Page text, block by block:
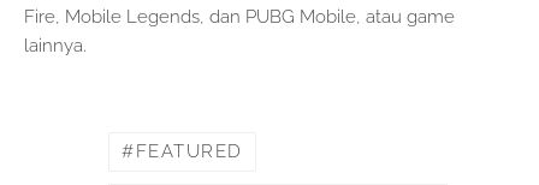
Fire, Mobile Legends, dan PUBG Mobile, atau game
lainnya.
FEATURED